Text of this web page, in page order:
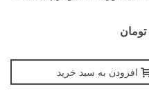
افزودن به سبد خرید